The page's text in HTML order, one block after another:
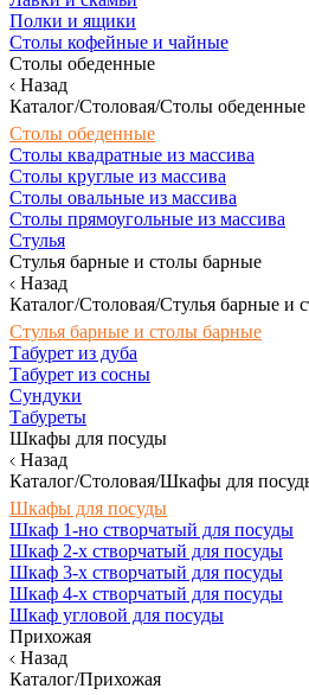
Полки и ящики
Столы кофейные и чайные
Столы обеденные
Назад
Каталог/Столовая/Столы обеденные
Столы обеденные
Столы квадратные из массива
Столы круглые из массива
Столы овальные из массива
Столы прямоугольные из массива
Стулья
Стулья барные и столы барные
Назад
Каталог/Столовая/Стулья барные и
Стулья барные и столы барные
Табурет из дуба
Табурет из сосны
Сундуки
Табуреты
Шкафы для посуды
Назад
Каталог/Столовая/Шкафы для
Шкафы для посуды
Шкаф 1-но створчатый для посуды
Шкаф 2-х створчатый для посуды
Шкаф 3-х створчатый для посуды
Шкаф 4-х створчатый для посуды
Шкаф угловой для посуды
Прихожая
Назад
Каталог/Прихожая